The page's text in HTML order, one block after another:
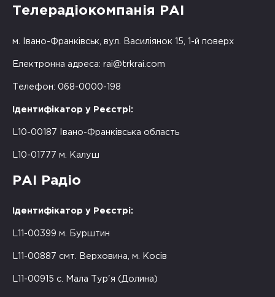
Телерадіокомпанія РАІ
м. Івано-Франківськ, вул. Василіянок 15, 1-й поверх
Електронна адреса: rai@trkrai.com
Телефон: 068-0000-198
Ідентифікатор у Реєстрі:
L10-00187 Івано-Франківська область
L10-01777 м. Калуш
РАІ Радіо
Ідентифікатор у Реєстрі:
L11-00399 м. Бурштин
L11-00887 смт. Верховина, м. Косів
L11-00915 с. Мала Тур'я (Долина)